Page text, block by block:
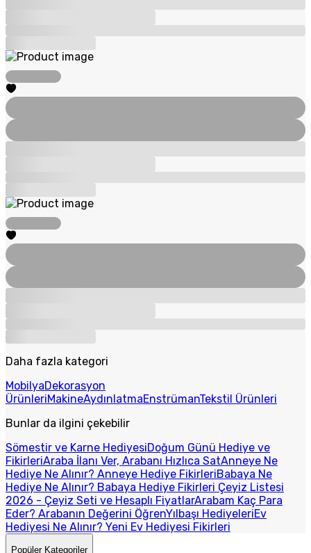
Daha fazla kategori
MobilyaDekorasyon
ÜrünleriMakineAydınlatmaEnstrümanTekstil Ürünleri
Bunlar da ilgini çekebilir
Sömestir ve Karne HediyesiDoğum Günü Hediye ve
FikirleriAraba İlanı Ver, Arabanı Hızlıca SatAnneye Ne
Hediye Ne Alınır? Anneye Hediye FikirleriBabaya Ne
Hediye Ne Alınır? Babaya Hediye Fikirleri Çeyiz Listesi
2026 - Çeyiz Seti ve Hesaplı FiyatlarArabam Kaç Para
Eder? Arabanın Değerini ÖğrenYılbaşı HediyeleriEv
Hediyesi Ne Alınır? Yeni Ev Hediyesi Fikirleri
Popüler Kategoriler